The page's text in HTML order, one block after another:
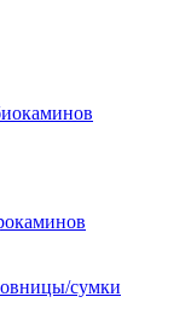
сумки